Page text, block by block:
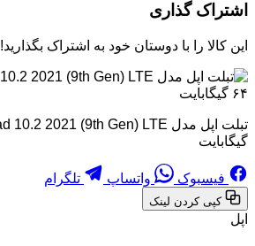
اشتراک گذاری
این کالا را با دوستان خود به اشتراک بگذارید!
گیگابایت
فیسبوک واتساپ تلگرام
کپی کردن لینک
اپل